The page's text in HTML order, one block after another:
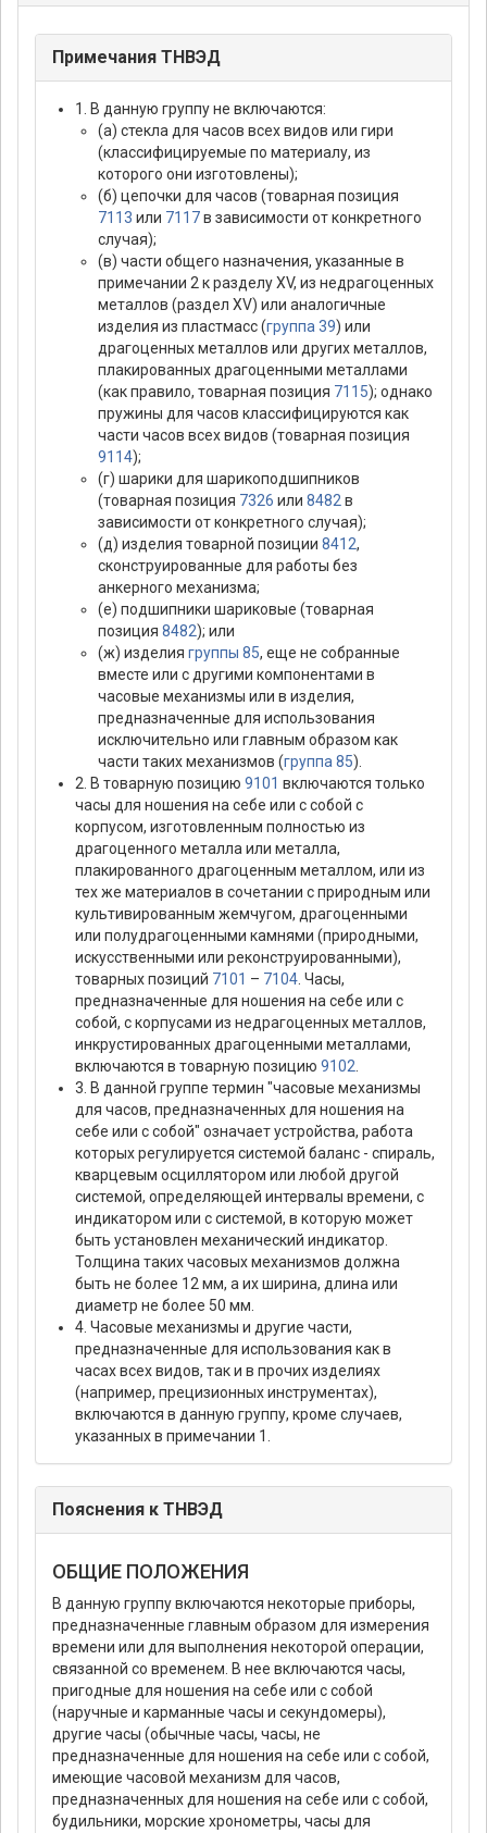
Примечания ТНВЭД
1. В данную группу не включаются:
(а) стекла для часов всех видов или гири
(классифицируемые по материалу, из
которого они изготовлены);
(б) цепочки для часов (товарная позиция
7113 или 7117в зависимости от конкретного
случая);
(в) части общего назначения, указанные в
примечании 2 к разделу XV, из недрагоценных
металлов (раздел XV) или аналогичные
изделия из пластмасс (группа 39) или
драгоценных металлов или других металлов,
плакированных драгоценными металлами
(как правило, товарная позиция 7115); однако
пружины для часов классифицируются как
части часов всех видов (товарная позиция
9114);
(г) шарики для шарикоподшипников
(товарная позиция 7326 или 8482 в
зависимости от конкретного случая);
(д) изделия товарной позиции 8412,
сконструированные для работы без
анкерного механизма;
(е) подшипники шариковые (товарная
позиция 8482); или
(ж) изделия группы 85, еще не собранные
вместе или с другими компонентами в
часовые механизмы или в изделия,
предназначенные для использования
исключительно или главным образом как
части таких механизмов (группа 85).
2. В товарную позицию 9101 включаются только
часы для ношения на себе или с собой с
корпусом, изготовленным полностью из
драгоценного металла или металла,
плакированного драгоценным металлом, или из
тех же материалов в сочетании с природным или
культивированным жемчугом, драгоценными
или полудрагоценными камнями (природными,
искусственными или реконструированными),
товарных позиций 7101 – 7104 . Часы,
предназначенные для ношения на себе или с
собой, с корпусами из недрагоценных металлов,
инкрустированных драгоценными металлами,
включаются в товарную позицию 9102
3. В данной группе термин "часовые механизмы
для часов, предназначенных для ношения на
себе или с собой" означает устройства, работа
которых регулируется системой баланс - спираль,
кварцевым осциллятором или любой другой
системой, определяющей интервалы времени, с
индикатором или с системой, в которую может
быть установлен механический индикатор.
Толщина таких часовых механизмов должна
быть не более 12 мм, а их ширина, длина или
диаметр не более 50 мм.
4. Часовые механизмы и другие части,
предназначенные для использования как в
часах всех видов, так и в прочих изделиях
(например, прецизионных инструментах),
включаются в данную группу, кроме случаев,
указанных в примечании 1.
Пояснения к ТНВЭД
ОБЩИЕ ПОЛОЖЕНИЯ
В данную группу включаются некоторые приборы,
предназначенные главным образом для измерения
времени или для выполнения некоторой операции,
связанной со временем. В нее включаются часы,
пригодные для ношения на себе или с собой
(наручные и карманные часы и секундомеры),
другие часы (обычные часы, часы, не
предназначенные для ношения на себе или с собой,
имеющие часовой механизм для часов,
предназначенных для ношения на себе или с собой,
будильники, морские хронометры, часы для